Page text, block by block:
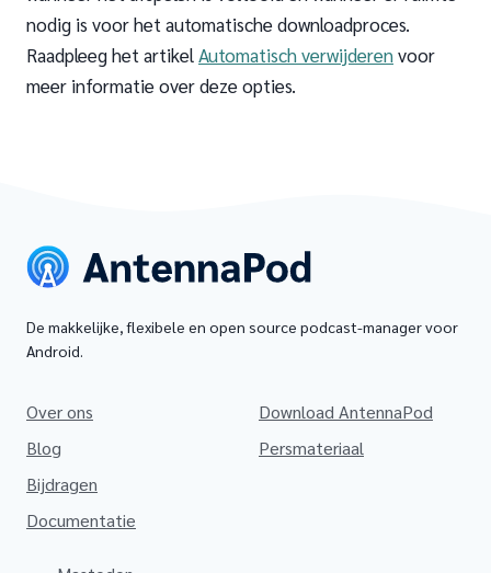
nodig is voor het automatische downloadproces.
Raadpleeg het artikelAutomatisch verwijderenvoor
meer informatie over deze opties.
De makkelijke, flexibele en open source podcast-manager voor
Android.
Over ons
Blog
Bijdragen
Documentatie
Download AntennaPod
Persmateriaal